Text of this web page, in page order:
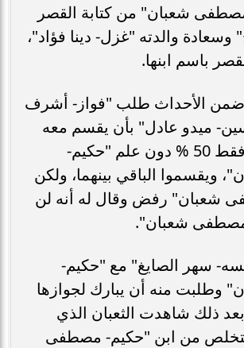
مصطفى شعبان" من كتابة القصر
وسعادة والدته "غزل- دينا فؤاد"،
باسم ابنها.
ضمن الأحداث طلب "فواز- أشرف
ميدو عادل" بأن يقسم معه
الأموال ويأخذ فقط 50 % دون علم "حكيم-
ويقسموا الباقي بينهما، ولكن
شعبان" رفض وقال له أنه لن
شعبان".
سهر الصايغ" مع "حكيم-
وطلبت منه أن يبارك لجوازها
ذلك شاهدت الثعبان الذي
من ابن "حكيم- مصطفى